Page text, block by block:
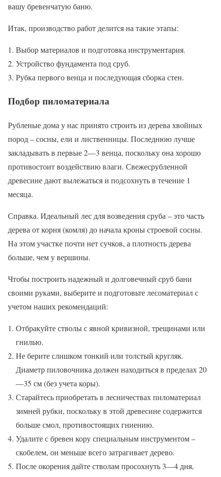
вашу бревенчатую баню.
Итак, производство работ делится на такие этапы:
Выбор материалов и подготовка инструментария.
Устройство фундамента под сруб.
Рубка первого венца и последующая сборка стен.
Подбор пиломатериала
Рубленые дома у нас принято строить из дерева хвойных
пород – сосны, ели и лиственницы. Последнюю лучше
закладывать в первые 2—3 венца, поскольку она хорошо
противостоит воздействию влаги. Свежесрубленной
древесине дают вылежаться и подсохнуть в течение 1
месяца.
Справка. Идеальный лес для возведения сруба – это часть
дерева от корня (комля) до начала кроны строевой сосны.
На этом участке почти нет сучков, а плотность дерева
больше, чем у вершины.
Чтобы построить надежный и долговечный сруб бани
своими руками, выберите и подготовьте лесоматериал с
учетом наших рекомендаций:
Отбракуйте стволы с явной кривизной, трещинами или
гнилью.
Не берите слишком тонкий или толстый кругляк.
Диаметр пиловочника должен находиться в пределах 20
—35 см (без учета коры).
Старайтесь приобретать в лесничествах пиломатериал
зимней рубки, поскольку в этой древесине содержится
больше смол, противостоящих гниению.
Удалите с бревен кору специальным инструментом –
скобелем, он меньше всего затрагивает дерево.
После окорения дайте стволам просохнуть 3—4 дня,